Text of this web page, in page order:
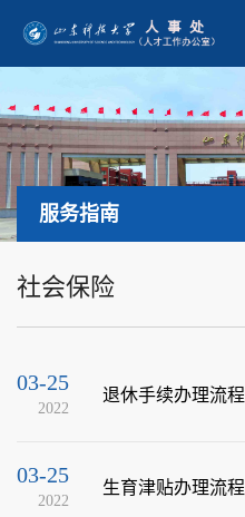
服务指南
社会保险
03-25
2022
退休手续办理流程
03-25
2022
生育津贴办理流程